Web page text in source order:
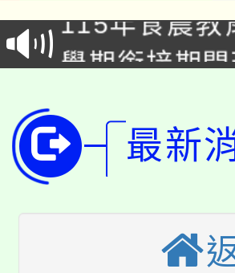
會
程
學期銜接期
版
公告本校115
代理(課)教師
「2026金融
車」活動
桃園市115學
生本土語及
公告本校
最新